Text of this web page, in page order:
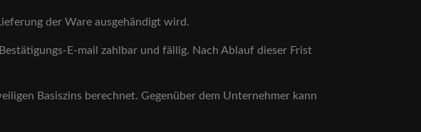
der Ware ausgehändigt wird.
E-mail zahlbar und fällig. Nach Ablauf dieser Frist
Basiszins berechnet. Gegenüber dem Unternehmer kann